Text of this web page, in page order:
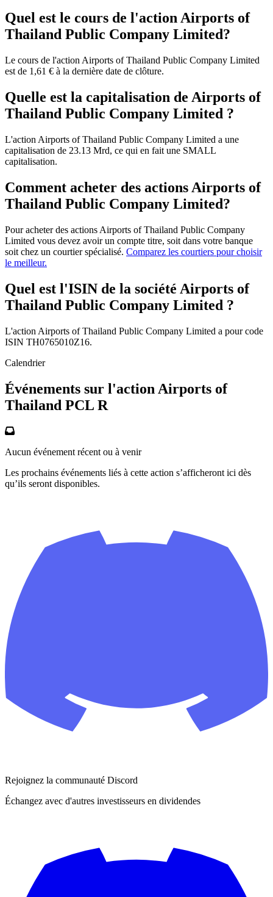
Quel est le cours de l'action Airports of
Thailand Public Company Limited?
Le cours de l'action Airports of Thailand Public Company Limited
est de 1,61 € à la dernière date de clôture.
Quelle est la capitalisation de Airports of
Thailand Public Company Limited ?
L'action Airports of Thailand Public Company Limited a une
capitalisation de 23.13 Mrd, ce qui en fait une SMALL
capitalisation.
Comment acheter des actions Airports of
Thailand Public Company Limited?
Pour acheter des actions Airports of Thailand Public Company
Limited vous devez avoir un compte titre, soit dans votre banque
soit chez un courtier spécialisé. Comparez les courtiers pour choisir
le meilleur.
Quel est l'ISIN de la société Airports of
Thailand Public Company Limited ?
L'action Airports of Thailand Public Company Limited a pour code
ISIN TH0765010Z16.
Calendrier
Événements sur l'action Airports of
Thailand PCL R
Aucun événement récent ou à venir
Les prochains événements liés à cette action s’afficheront ici dès
qu’ils seront disponibles.
Rejoignez la communauté Discord
Échangez avec d'autres investisseurs en dividendes